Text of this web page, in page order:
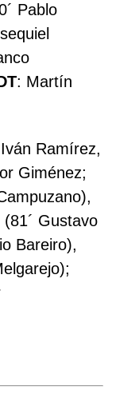
Pablo
: Martín
Ramírez,
Giménez;
Gustavo
Bareiro),